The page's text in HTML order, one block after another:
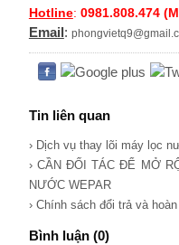
Hotline: 0981.808.474
Email:
Tin liên quan
› Dịch vụ thay lõi máy lọc
› CẦN ĐỐI TÁC ĐỂ MỞ
NƯỚC WEPAR
› Chính sách đổi trả và
Bình luận (0)